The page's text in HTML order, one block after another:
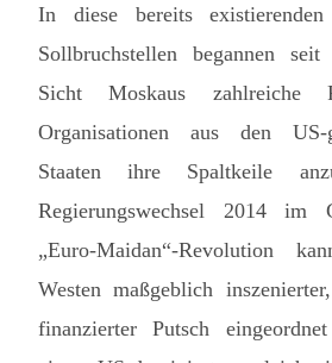
In diese bereits existierenden
Sollbruchstellen begannen
Sicht Moskaus zahlreiche
Organisationen aus den US-
Staaten ihre Spaltkeile
Regierungswechsel 2014 im
„Euro-Maidan“-Revolution
Westen maßgeblich
finanzierter Putsch